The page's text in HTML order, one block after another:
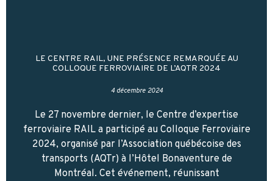
LE CENTRE RAIL, UNE PRÉSENCE REMARQUÉE AU
COLLOQUE FERROVIAIRE DE L’AQTR 2024
4 décembre 2024
Le 27 novembre dernier, le Centre d’expertise
ferroviaire RAIL a participé au Colloque Ferroviaire
2024, organisé par l’Association québécoise des
transports (AQTr) à l’Hôtel Bonaventure de
Montréal. Cet événement, réunissant